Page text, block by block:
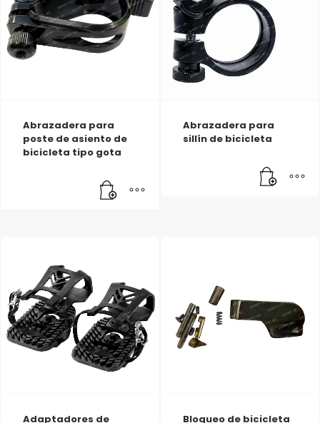
Abrazadera para
poste de asiento de
bicicleta tipo gota
Abrazadera para
sillín de bicicleta
Adaptadores de
Bloqueo de bicicleta